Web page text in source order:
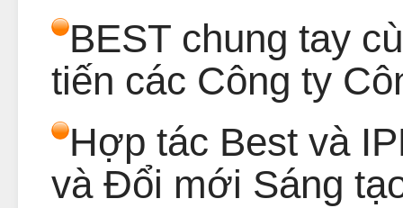
BEST chung tay
tiến các Công ty
Hợp tác Best và
và Đổi mới Sáng